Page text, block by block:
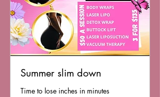
Summer slim down
Time to lose inches in minutes